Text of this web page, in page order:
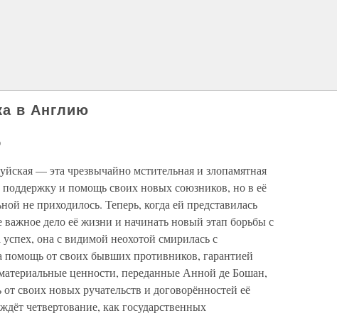
в Англию
— эта чрезвычайно мстительная и злопамятная
и помощь своих новых союзников, но в её
не приходилось. Теперь, когда ей представилась
дело её жизни и начинать новый этап борьбы с
она с видимой неохотой смирилась с
от своих бывших противников, гарантией
ценности, переданные Анной де Бошан,
от своих новых ручательств и договорённостей её
четвертование, как государственных